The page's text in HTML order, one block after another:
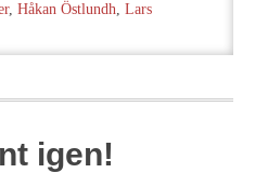
, Håkan Östlundh, Lars
igen!